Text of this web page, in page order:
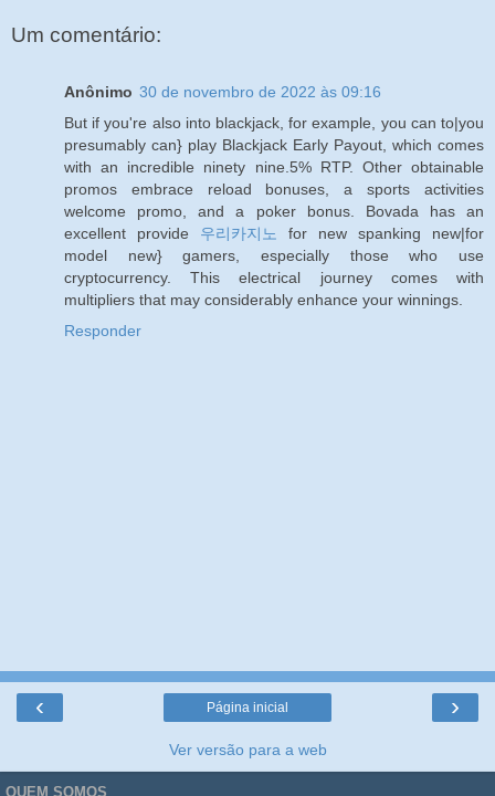
Um comentário:
Anônimo 30 de novembro de 2022 às 09:16
But if you're also into blackjack, for example, you can to|you
presumably can} play Blackjack Early Payout, which comes
with an incredible ninety nine.5% RTP. Other obtainable
promos embrace reload bonuses, a sports activities
welcome promo, and a poker bonus. Bovada has an
excellent provide 우리카지노
for new spanking new|for
model new} gamers, especially those who use
cryptocurrency. This electrical journey comes with
multipliers that may considerably enhance your winnings.
Responder
‹ ›
Página inicial
Ver versão para a web
QUEM SOMOS